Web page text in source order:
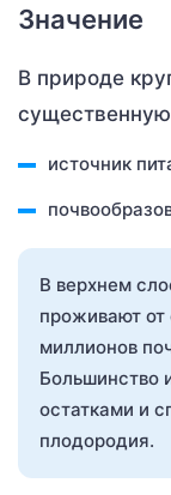
Значение
В природе
источник
В верхнем
проживают от
миллионов
Большинство
остатками и
плодородия.